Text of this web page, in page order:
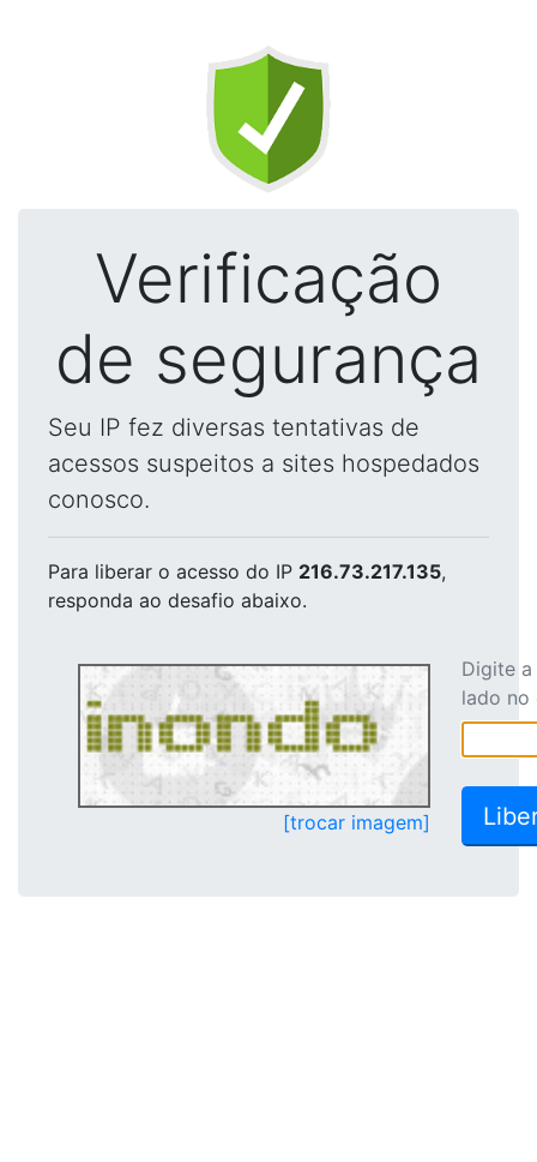
Verificação
de segurança
Seu IP fez diversas tentativas de
acessos suspeitos a sites hospedados
conosco.
Para liberar o acesso do IP 216.73.217.135,
responda ao desafio abaixo.
[trocar imagem]
Digite
lado no